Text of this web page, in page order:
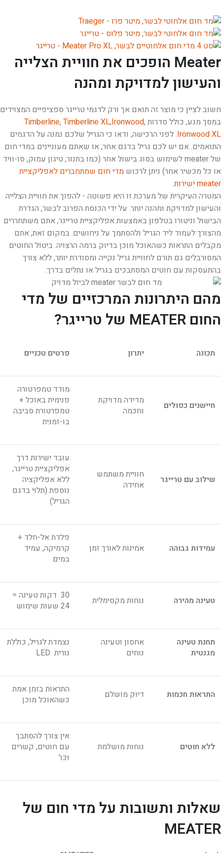
Meater הופכים את חוויית הצלייה
והעישון למדויקת ומהנה
חשוב לציין כי מוצר זה תואם אך ורק לדגמי טרייגר ספציפיים המצוידים
במסך מגע, כולל סדרות
Timberline, Timberline XL,Ironwood,
Ironwood XL. לפני הרכישה, ודאו כי הגריל שלכם נמנה על הדגמים
התואמים. אם יש לכם גריל בדגם אחר, או שאתם מעוניינים במדי חום
של meater לשימוש בסוג בישול אחר (כמו בתנור, טיגון עמוק, סו-וויד
או כל מכשיר אחר) ניתן לרכוש מדי חום שמתחברים לאפליקציית
meater ישירות
.
המטרה העיקרית של מערכת זו היא פשוטה - להפוך את חוויית הצלייה
והעישון למדויקת ומהנה יותר. על ידי הכנסת הפרוב לבשר, הגדרת
הבישול וניטורו בטלפון באמצעות אפליקציית טרייגר, אתם משתחררים
מהצורך לעמוד ליד הגריל ולהסתמך על ניחושים. במקום זאת, אתם
מקבלים התראות כשהאוכל מוכן בדיוק ברמה הרצויה. ביטול החוטים
המסורבלים גם תורם לחוויית גריל נקייה ומסודרת יותר, ללא צורך
בהתעסקות עם חוטים המסתבכים בגריל או נתלים בדרך.
מהם היתרונות המרכזיים של מדי
החום MEATER של טרייגר?
תכונה יתרון פרטים טכניים
חיישנים כפולים
מדידה מדויקת
וחכמה
מודד טמפרטורה
פנימית באוכל +
טמפרטורת סביבה
בו-זמנית
שילוב עם טרייגר
חוויית משתמש
אחידה
עובד ישירות דרך
אפליקציית טרייגר,
ללא אפליקציה
נוספת (תלוי בדגם
הגריל)
עמידות גבוהה אמינות לאורך זמן
פלדת אל-חלד +
קרמיקה, עמיד
במים
טעינה מהירה נוחות מקסימלית
30 דקות טעינה =
24 שעות שימוש
תחנת טעינה
מגנטית
אחסון וטעינה
נוחים
נצמדת לגריל, כוללת
נורית LED
התראות חכמות דיוק מושלם
התראות בזמן אמת
כשהאוכל מוכן
ללא חוטים נוחות מושלמת
אין צורך להסתבך
עם חוטים, קשרים
וכו'
שאלות ותשובות על מדי חום של
MEATER